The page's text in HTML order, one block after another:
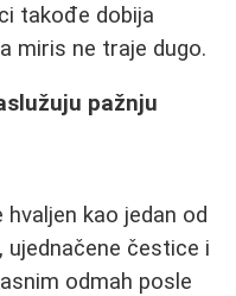
takođe dobija
miris ne traje dugo.
pažnju
hvaljen kao jedan od
čestice i
odmah posle